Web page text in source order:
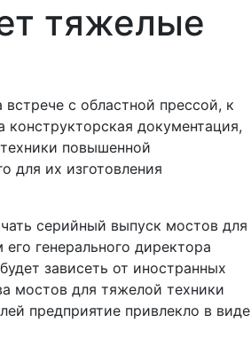
тяжелые
с областной прессой, к
документация,
повышенной
для их изготовления
серийный выпуск мостов для
генерального директора
зависеть от иностранных
мостов для тяжелой техники
предприятие привлекло в виде